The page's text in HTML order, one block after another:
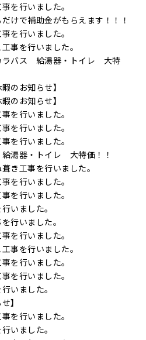
を行いました。
けで補助金がもらえます！！！
を行いました。
事を行いました。
ラバス 給湯器・トイレ 大特
のお知らせ】
のお知らせ】
を行いました。
を行いました。
を行いました。
湯器・トイレ 大特価！！
き工事を行いました。
を行いました。
を行いました。
いました。
行いました。
を行いました。
事を行いました。
を行いました。
を行いました。
いました。
】
を行いました。
いました。